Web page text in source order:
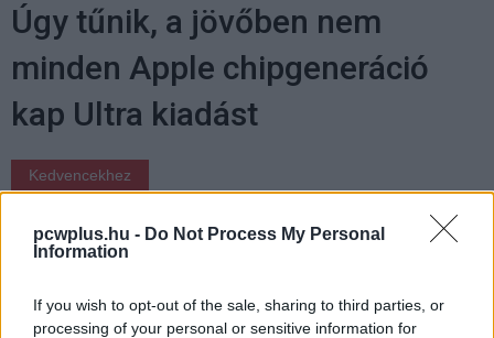
pcwplus.hu - Do Not Process My Personal
Information
If you wish to opt-out of the sale, sharing to third parties, or
processing of your personal or sensitive information for
Úgy tűnik, a jövőben nem
minden Apple chipgeneráció
kap Ultra kiadást
Kedvencekhez
Az új Mac Studio specifikációi árulkodó képet
adnak a vállalat stratégiájának változásáról.